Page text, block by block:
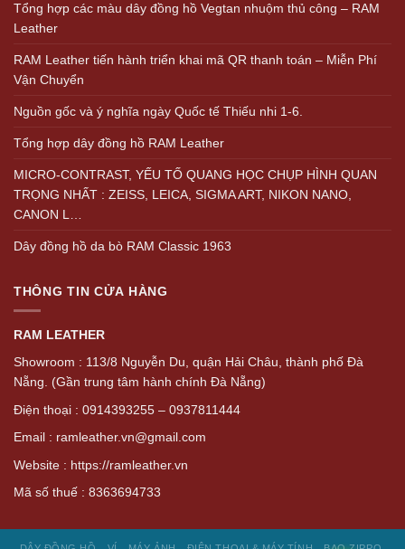
Tổng hợp các màu dây đồng hồ Vegtan nhuộm thủ công – RAM
Leather
RAM Leather tiến hành triển khai mã QR thanh toán – Miễn Phí
Vận Chuyển
Nguồn gốc và ý nghĩa ngày Quốc tế Thiếu nhi 1-6.
Tổng hợp dây đồng hồ RAM Leather
MICRO-CONTRAST, YẾU TỐ QUANG HỌC CHỤP HÌNH QUAN
TRỌNG NHẤT : ZEISS, LEICA, SIGMA ART, NIKON NANO,
CANON L…
Dây đồng hồ da bò RAM Classic 1963
THÔNG TIN CỬA HÀNG
RAM LEATHER
Showroom : 113/8 Nguyễn Du, quận Hải Châu, thành phố Đà
Nẵng. (Gần trung tâm hành chính Đà Nẵng)
Điện thoại : 0914393255 – 0937811444
Email : ramleather.vn@gmail.com
Website : https://ramleather.vn
Mã số thuế : 8363694733